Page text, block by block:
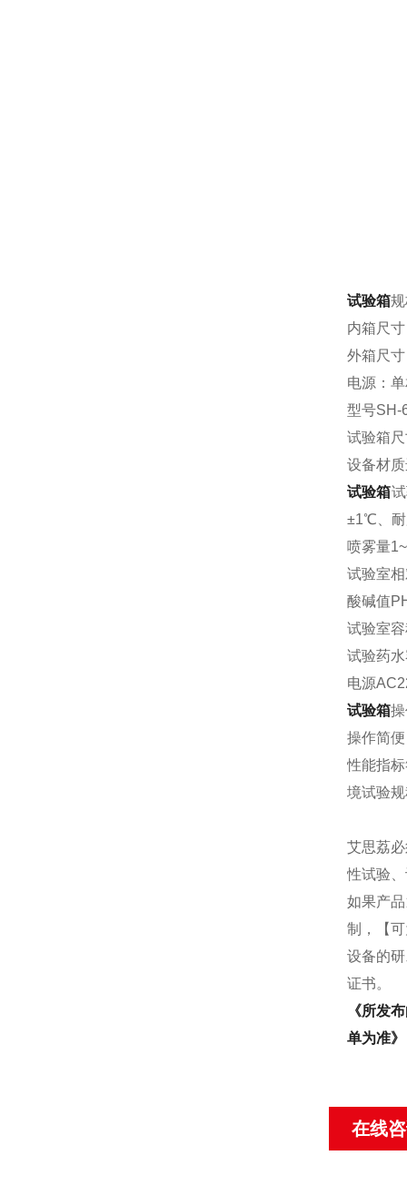
试验箱
内箱尺
外箱尺
电源：
型号SH-
试验箱
设备材
试验箱
±1℃、
喷雾量
试验室
酸碱值
试验室
试验药
电源
试验箱
操作简
性能指
境试验
艾思荔
性试验
如果产
制，【
设备的
证书。
《所发
单为准》
在线